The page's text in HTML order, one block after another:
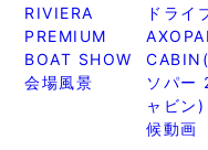
RIVIERA
PREMIUM
BOAT SHOW
会場風景
ドライ
ソパー
ャビン)
候動画